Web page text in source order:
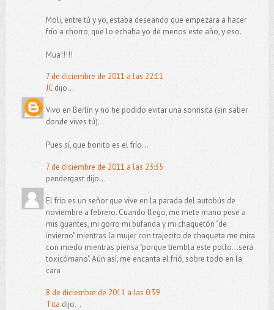
Moli, entre tú y yo, estaba deseando que empezara a hacer
frío a chorro, que lo echaba yo de menos este año, y eso.
Mua!!!!!
7 de diciembre de 2011 a las 22:11
JCdijo...
Vivo en Berlín y no he podido evitar una sonrisita (sin saber
donde vives tú).
Pues sí, que bonito es el frío...
7 de diciembre de 2011 a las 23:35
pendergast dijo...
El frío es un señor que vive en la parada del autobús de
noviembre a febrero. Cuando llego, me mete mano pese a
mis guantes, mi gorro mi bufanda y mi chaquetón "de
invierno" mientras la mujer con trajecito de chaqueta me mira
con miedo mientras piensa "porque tiembla este pollo...será
toxicómano". Aún así, me encanta el frió, sobre todo en la
cara
8 de diciembre de 2011 a las 0:39
Tita dijo...